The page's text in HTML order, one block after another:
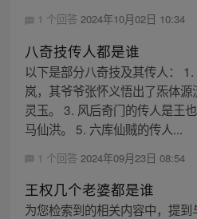
1 个回答 2024年10月02日 10:34
八奇技传人都是谁
以下是部分八奇技及其传人：
岚，其爷爷张怀义悟出了炁体
灵玉。 3. 风后奇门的传人是王
马仙洪。 5. 六库仙贼的传人...
1 个回答 2024年09月23日 08:54
王权几个老婆都是谁
为您检索到的相关内容中，提